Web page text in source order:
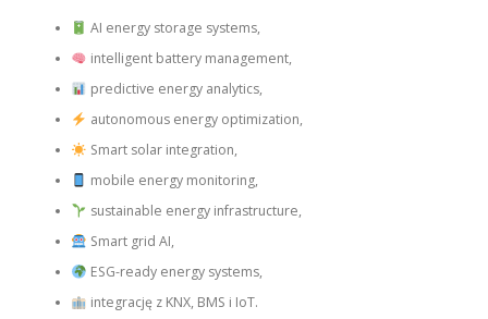
AI energy storage systems,
intelligent battery management,
predictive energy analytics,
autonomous energy optimization,
Smart solar integration,
mobile energy monitoring,
sustainable energy infrastructure,
Smart grid AI,
ESG-ready energy systems,
integrację z KNX, BMS i IoT.